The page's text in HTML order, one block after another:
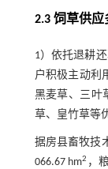
2.3 饲草供应
1）依托退耕
户积极主动利
黑麦草、三叶
草、皇竹草等
据房县畜牧技
066.67 hm2 ，